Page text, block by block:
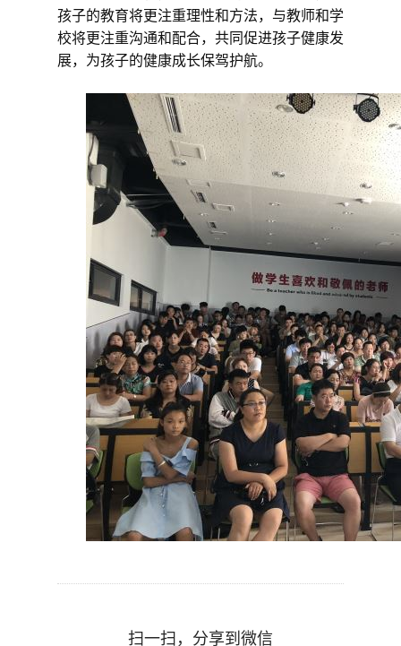
孩子的教育将更注重理性和方法，与教师和学
校将更注重沟通和配合，共同促进孩子健康发
展，为孩子的健康成长保驾护航。
扫一扫，分享到微信